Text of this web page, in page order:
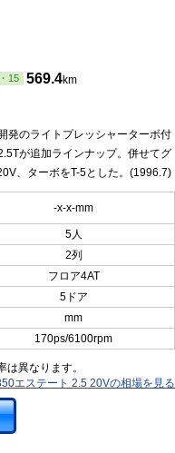
15 569.4km
発のライトプレッシャーターボ付
が追加ラインナップ。併せてグ
、ターボをT-5とした。(1996.7)
-x-x-mm
5人
2列
フロア4AT
5ドア
mm
170ps/6100rpm
異なります。
エステート 2.5 20Vの相場を見る